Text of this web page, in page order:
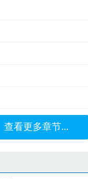
查看更多章节...